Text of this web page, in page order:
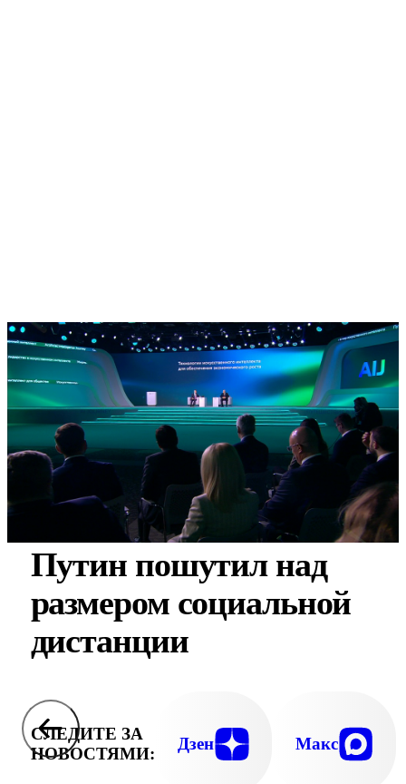
Путин пошутил над
размером социальной
дистанции
СЛЕДИТЕ ЗА
НОВОСТЯМИ:
Дзен Макс